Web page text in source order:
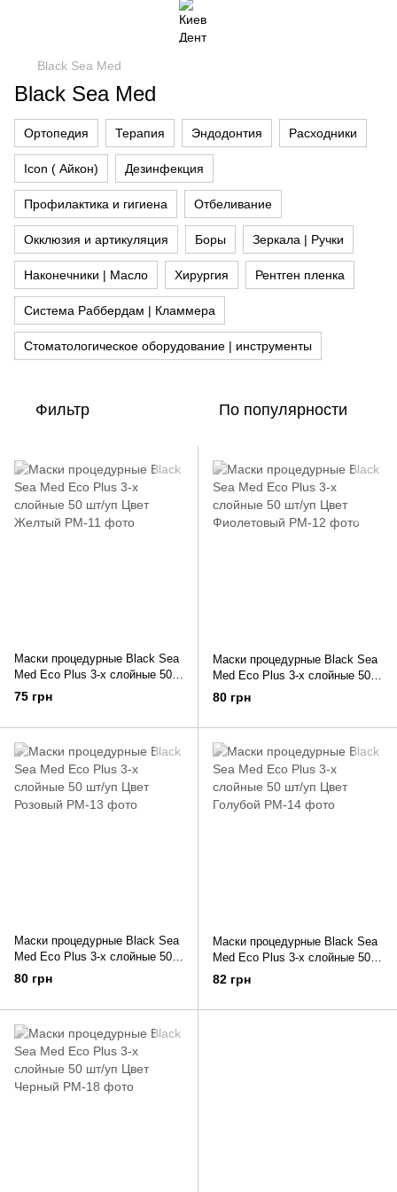
Black Sea Med
Black Sea Med
Ортопедия Терапия Эндодонтия Расходники
Icon ( Айкон) Дезинфекция
Профилактика и гигиена Отбеливание
Окклюзия и артикуляция Боры Зеркала | Ручки
Наконечники | Масло Хирургия Рентген пленка
Система Раббердам | Кламмера
Стоматологическое оборудование | инструменты
Фильтр По популярности
Маски процедурные Black Sea
Med Eco Plus 3-х слойные 50
шт/уп Цвет Желтый
75 грн
Маски процедурные Black Sea
Med Eco Plus 3-х слойные 50
шт/уп Цвет Фиолетовый
80 грн
Маски процедурные Black Sea
Med Eco Plus 3-х слойные 50
шт/уп Цвет Розовый
80 грн
Маски процедурные Black Sea
Med Eco Plus 3-х слойные 50
шт/уп Цвет Голубой
82 грн